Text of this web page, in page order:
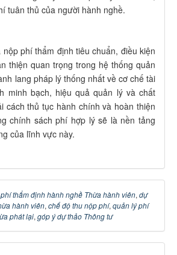
tuân thủ của người hành nghề.
phí thẩm định tiêu chuẩn, điều kiện
thiện quan trọng trong hệ thống quản
lang pháp lý thống nhất về cơ chế tài
minh bạch, hiệu quả quản lý và chất
cách thủ tục hành chính và hoàn thiện
chính sách phí hợp lý sẽ là nền tảng
của lĩnh vực này.
phí thẩm định hành nghề Thừa hành viên, dự
hành viên, chế độ thu nộp phí, quản lý phí
phát lại, góp ý dự thảo Thông tư